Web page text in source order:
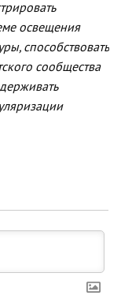
освещения
способствовать
сообщества